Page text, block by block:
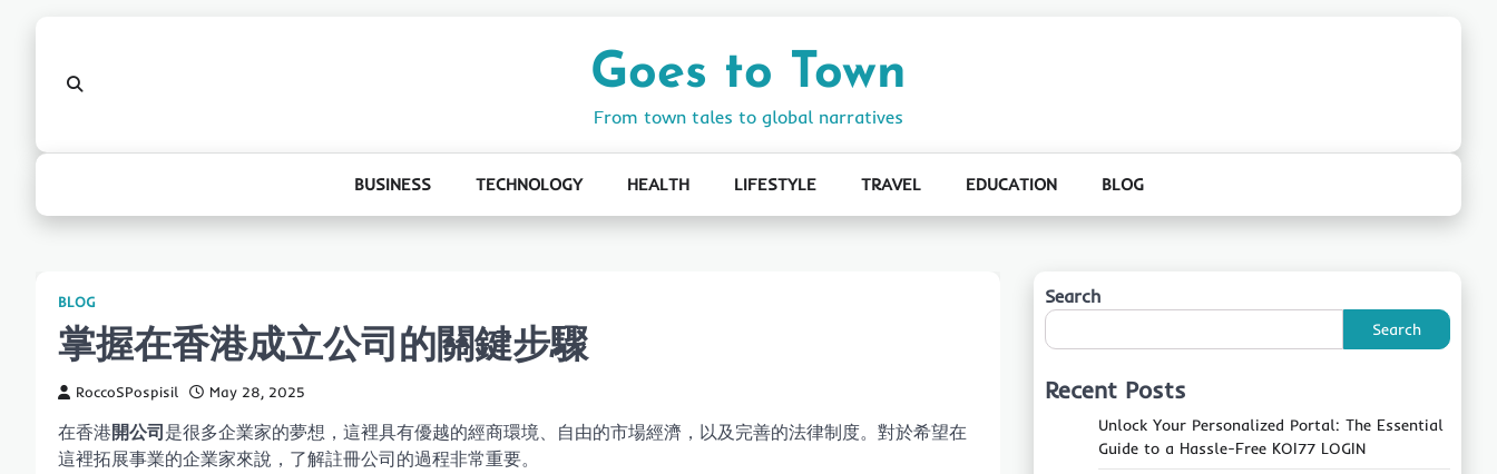
Goes to Town
From town tales to global narratives
BUSINESS TECHNOLOGY HEALTH LIFESTYLE TRAVEL EDUCATION BLOG
BLOG
掌握在香港成立公司的關鍵步驟
RoccoSPospisil May 28, 2025
在香港開公司 是很多企業家的夢想，這裡具有優越的經商環境、自由的市場經濟，以及完善的法律制度。對於希望在
這裡拓展事業的企業家來說，了解註冊公司的過程非常重要。
Search
Search
Recent Posts
Unlock Your Personalized Portal: The Essential
Guide to a Hassle-Free KOI77 LOGIN